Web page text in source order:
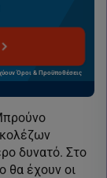
Όροι & Προϋποθέσεις
δυνατό. Στο
θα έχουν οι